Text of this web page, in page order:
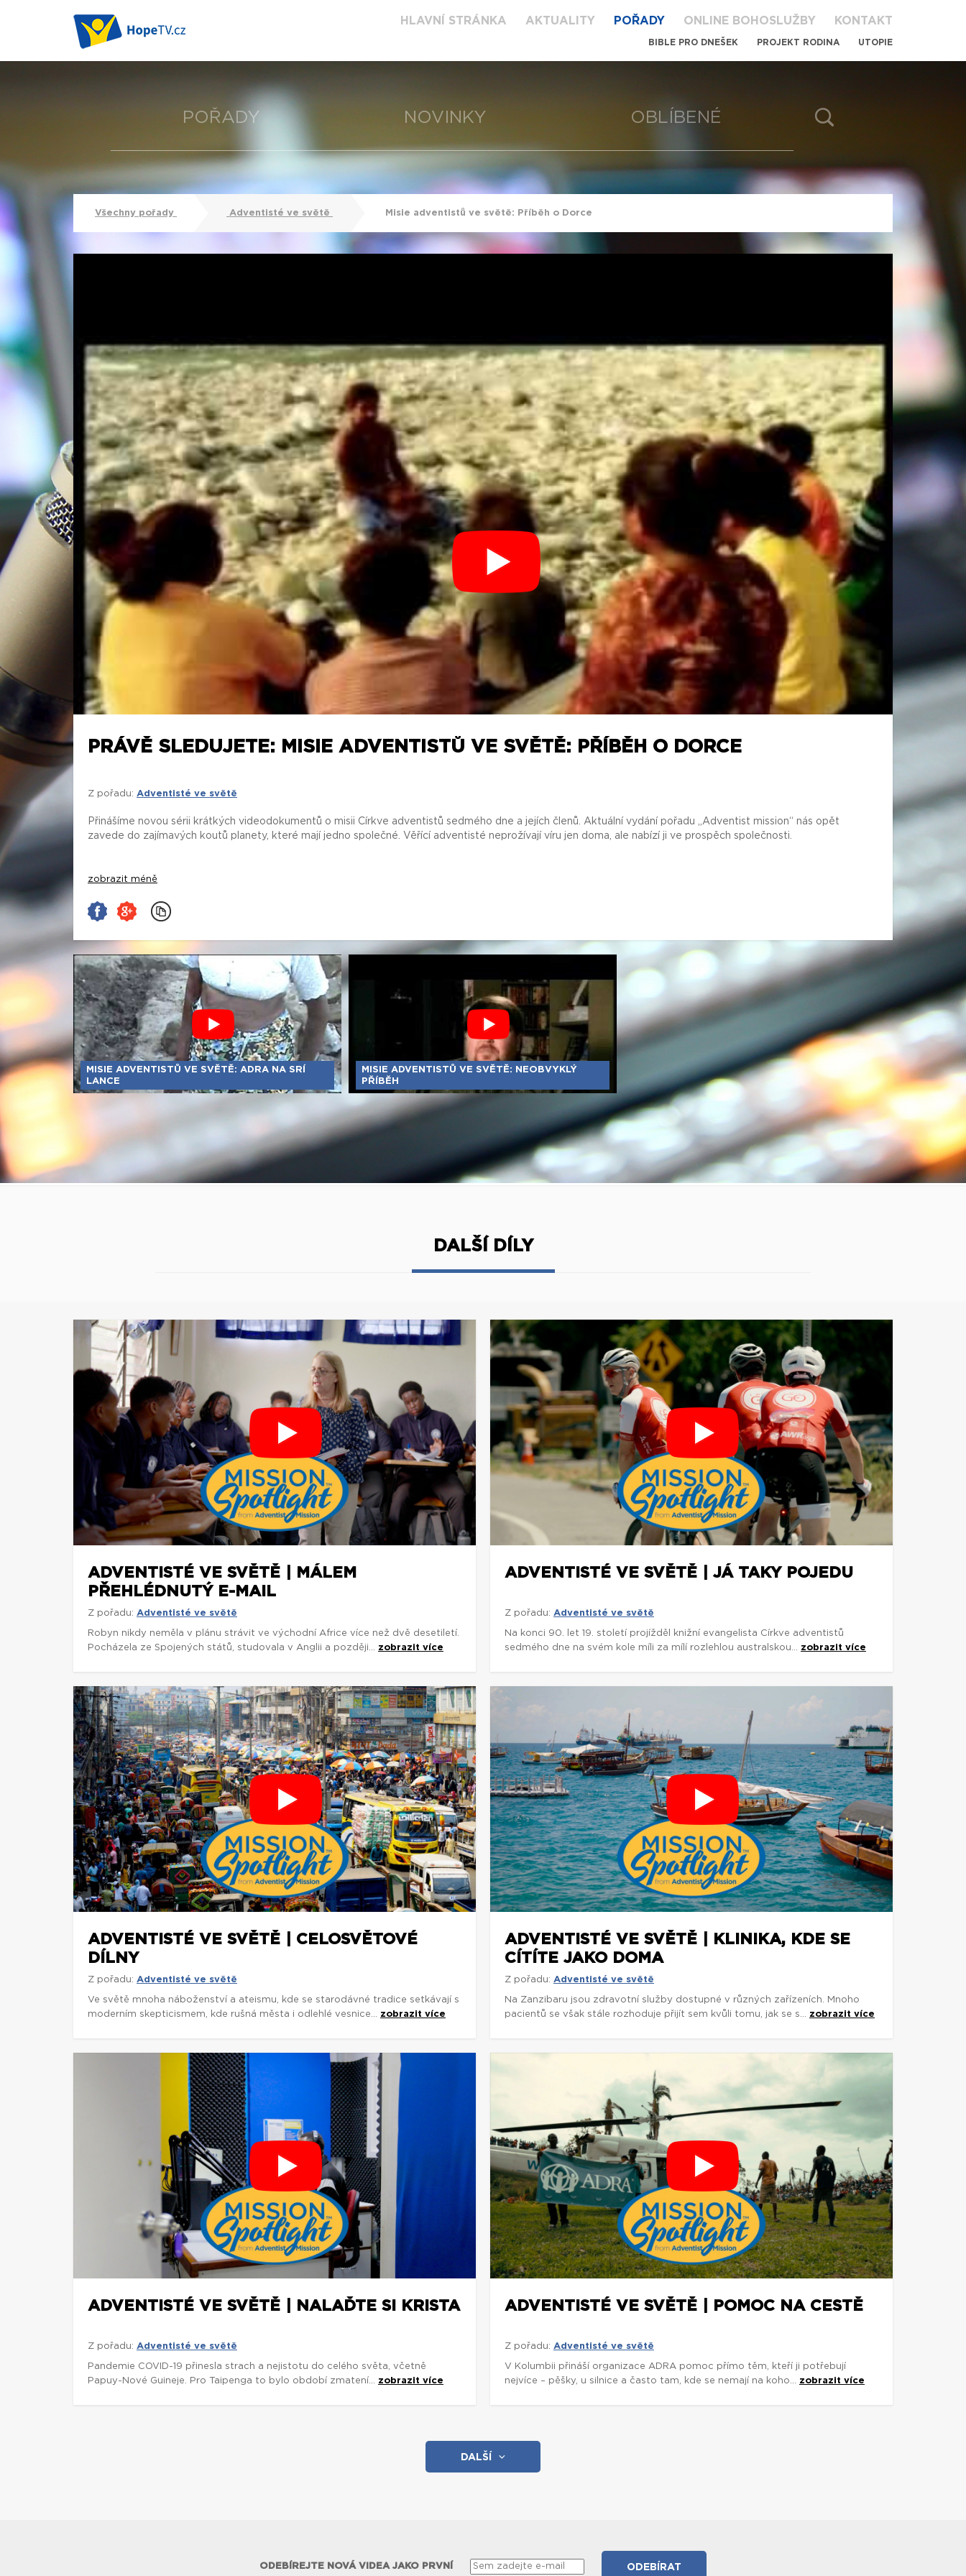
HLAVNÍ STRÁNKA AKTUALITY POŘADY ONLINE BOHOSLUŽBY KONTAKT
BIBLE PRO DNEŠEK PROJEKT RODINA UTOPIE
POŘADY NOVINKY OBLÍBENÉ
Všechny pořady Adventisté ve světě Misie adventistů ve světě: Příběh o Dorce
PRÁVĚ SLEDUJETE: MISIE ADVENTISTŮ VE SVĚTĚ: PŘÍBĚH O DORCE
Z pořadu: Adventisté ve světě
Přinášíme novou sérii krátkých videodokumentů o misii Církve adventistů sedmého dne a jejích členů. Aktuální vydání pořadu „Adventist mission“ nás opět
zavede do zajímavých koutů planety, které mají jedno společné. Věřící adventisté neprožívají víru jen doma, ale nabízí ji ve prospěch společnosti.
zobrazit méně
MISIE ADVENTISTŮ VE SVĚTĚ: ADRA NA SRÍ
LANCE
MISIE ADVENTISTŮ VE SVĚTĚ: NEOBVYKLÝ
PŘÍBĚH
DALŠÍ DÍLY
ADVENTISTÉ VE SVĚTĚ | MÁLEM
PŘEHLÉDNUTÝ E-MAIL
Z pořadu: Adventisté ve světě
Robyn nikdy neměla v plánu strávit ve východní Africe více než dvě desetiletí.
Pocházela ze Spojených států, studovala v Anglii a později... zobrazit více
ADVENTISTÉ VE SVĚTĚ | JÁ TAKY POJEDU
Z pořadu: Adventisté ve světě
Na konci 90. let 19. století projížděl knižní evangelista Církve adventistů
sedmého dne na svém kole míli za mílí rozlehlou australskou... zobrazit více
ADVENTISTÉ VE SVĚTĚ | CELOSVĚTOVÉ
DÍLNY
Z pořadu: Adventisté ve světě
Ve světě mnoha náboženství a ateismu, kde se starodávné tradice setkávají s
moderním skepticismem, kde rušná města i odlehlé vesnice... zobrazit více
ADVENTISTÉ VE SVĚTĚ | KLINIKA, KDE SE
CÍTÍTE JAKO DOMA
Z pořadu: Adventisté ve světě
Na Zanzibaru jsou zdravotní služby dostupné v různých zařízeních. Mnoho
pacientů se však stále rozhoduje přijít sem kvůli tomu, jak se s... zobrazit více
ADVENTISTÉ VE SVĚTĚ | NALAĎTE SI KRISTA
Z pořadu: Adventisté ve světě
Pandemie COVID-19 přinesla strach a nejistotu do celého světa, včetně
Papuy-Nové Guineje. Pro Taipenga to bylo období zmatení... zobrazit více
ADVENTISTÉ VE SVĚTĚ | POMOC NA CESTĚ
Z pořadu: Adventisté ve světě
V Kolumbii přináší organizace ADRA pomoc přímo těm, kteří ji potřebují
nejvíce – pěšky, u silnice a často tam, kde se nemají na koho... zobrazit více
DALŠÍ
ODEBÍREJTE NOVÁ VIDEA JAKO PRVNÍ